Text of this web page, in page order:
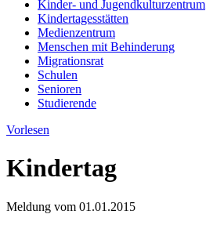
Kinder- und Jugendkulturzentrum
Kindertagesstätten
Medienzentrum
Menschen mit Behinderung
Migrationsrat
Schulen
Senioren
Studierende
Vorlesen
Kindertag
Meldung vom 01.01.2015